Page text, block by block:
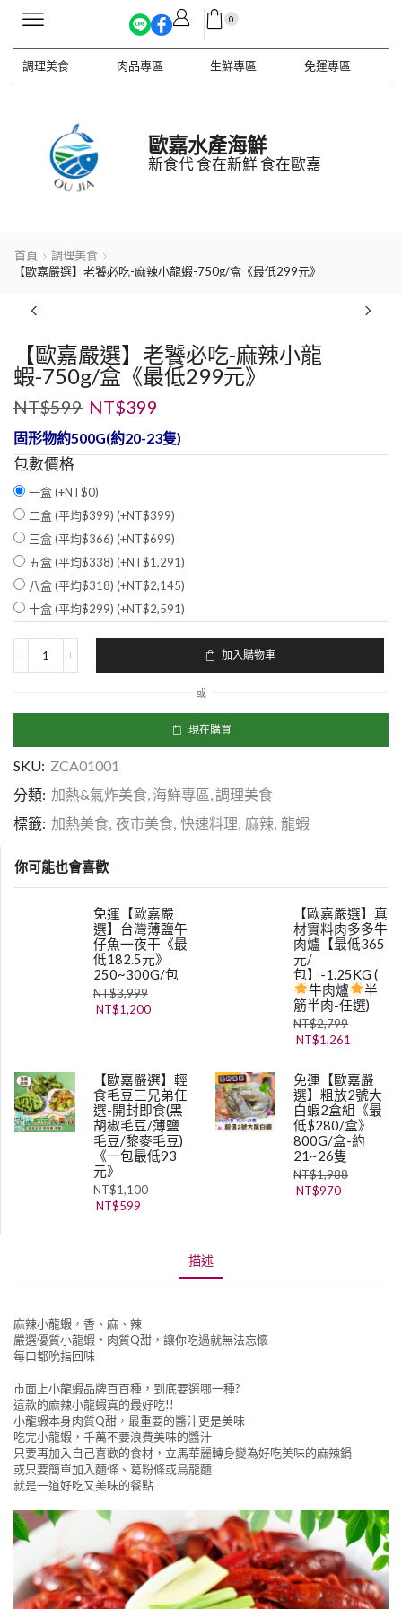
0
調理美食 肉品專區 生鮮專區 免運專區
歐嘉水產海鮮
新食代 食在新鮮 食在歐嘉
首頁
調理美食
【歐嘉嚴選】老饕必吃-麻辣小龍蝦-750g/盒《最低299元》
【歐嘉嚴選】老饕必吃-麻辣小龍
蝦-750g/盒《最低299元》
NT$599 NT$399
固形物約500G(約20-23隻)
包數價格
一盒 (+NT$0)
二盒 (平均$399) (+NT$399)
三盒 (平均$366) (+NT$699)
五盒 (平均$338) (+NT$1,291)
八盒 (平均$318) (+NT$2,145)
十盒 (平均$299) (+NT$2,591)
加入購物車
或
現在購買
SKU: ZCA01001
分類: 加熱&氣炸美食 海鮮專區 調理美食
標籤: 加熱美食 夜市美食 快速料理 麻辣 龍蝦
你可能也會喜歡
免運【歐嘉嚴
選】台灣薄鹽午
仔魚一夜干《最
低182.5元》
250~300G/包
NT$3,999
NT$1,200
【歐嘉嚴選】真
材實料肉多多牛
肉爐【最低365
元/
包】-1.25KG (
牛肉爐
半
筋半肉-任選)
NT$2,799
NT$1,261
【歐嘉嚴選】輕
食毛豆三兄弟任
選-開封即食(黑
胡椒毛豆/薄鹽
毛豆/黎麥毛豆)
《一包最低93
元》
NT$1,100
NT$599
免運【歐嘉嚴
選】粗放2號大
白蝦2盒組《最
低$280/盒》
800G/盒-約
21~26隻
NT$1,988
NT$970
描述
麻辣小龍蝦，香、麻、辣
嚴選優質小龍蝦，肉質Q甜，讓你吃過就無法忘懷
每口都吮指回味
市面上小龍蝦品牌百百種，到底要選哪一種?
這款的麻辣小龍蝦真的最好吃!!
小龍蝦本身肉質Q甜，最重要的醬汁更是美味
吃完小龍蝦，千萬不要浪費美味的醬汁
只要再加入自己喜歡的食材，立馬華麗轉身變為好吃美味的麻辣鍋
或只要簡單加入麵條、葛粉條或烏龍麵
就是一道好吃又美味的餐點